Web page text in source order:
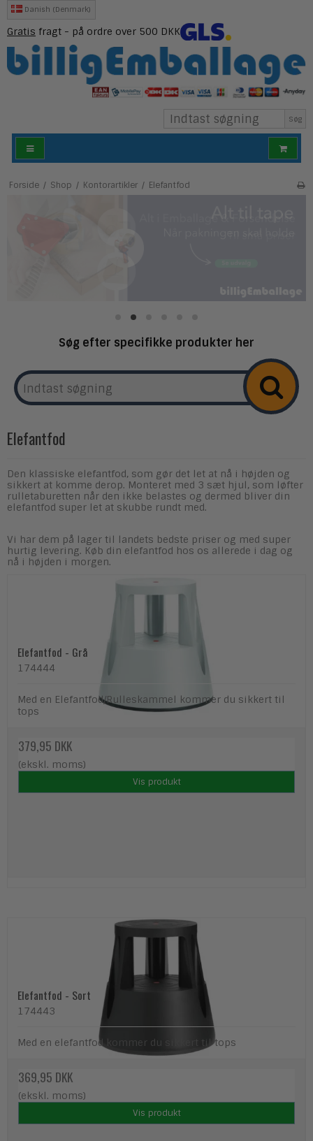
Danish (Denmark)
Gratis fragt - på ordre over 500 DKK
Søg
Forside / Shop / Kontorartikler / Elefantfod
Søg efter specifikke produkter her
Elefantfod
Den klassiske elefantfod, som gør det let at nå i højden og
sikkert at komme derop. Monteret med 3 sæt hjul, som løfter
rulletaburetten når den ikke belastes og dermed bliver din
elefantfod super let at skubbe rundt med.
Vi har dem på lager til landets bedste priser og med super
hurtig levering. Køb din elefantfod hos os allerede i dag og
nå i højden i morgen.
Elefantfod - Grå
174444
Med en Elefantfod/Rulleskammel kommer du sikkert til
tops
379,95 DKK
(ekskl. moms)
Vis produkt
Elefantfod - Sort
174443
Med en elefantfod kommer du sikkert til tops
369,95 DKK
(ekskl. moms)
Vis produkt